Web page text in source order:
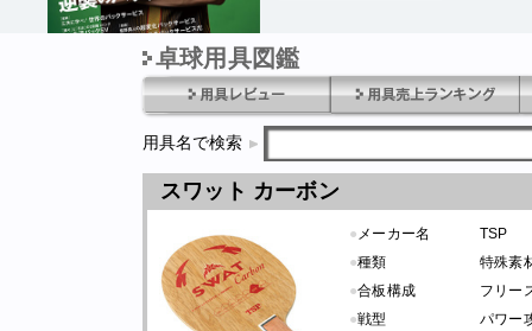
1970年1月01日 発売卓球用具図鑑
用具名で検索
スワット カーボン
● メーカー名
TSP
●種類
特殊素
●合板構成
フリー
●戦型
パワー